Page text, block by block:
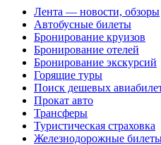
Лента — новости, обзоры
Автобусные билеты
Бронирование круизов
Бронирование отелей
Бронирование экскурсий
Горящие туры
Поиск дешевых
Прокат авто
Трансферы
Туристическая страховка
Железнодорожные